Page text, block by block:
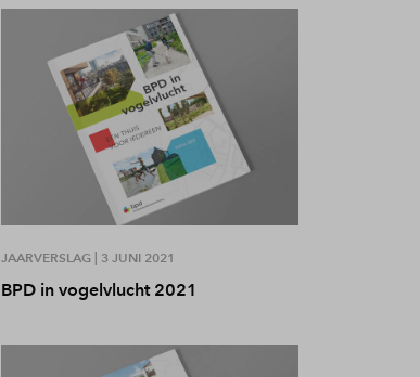
JAARVERSLAG | 3 JUNI 2021
BPD in vogelvlucht 2021